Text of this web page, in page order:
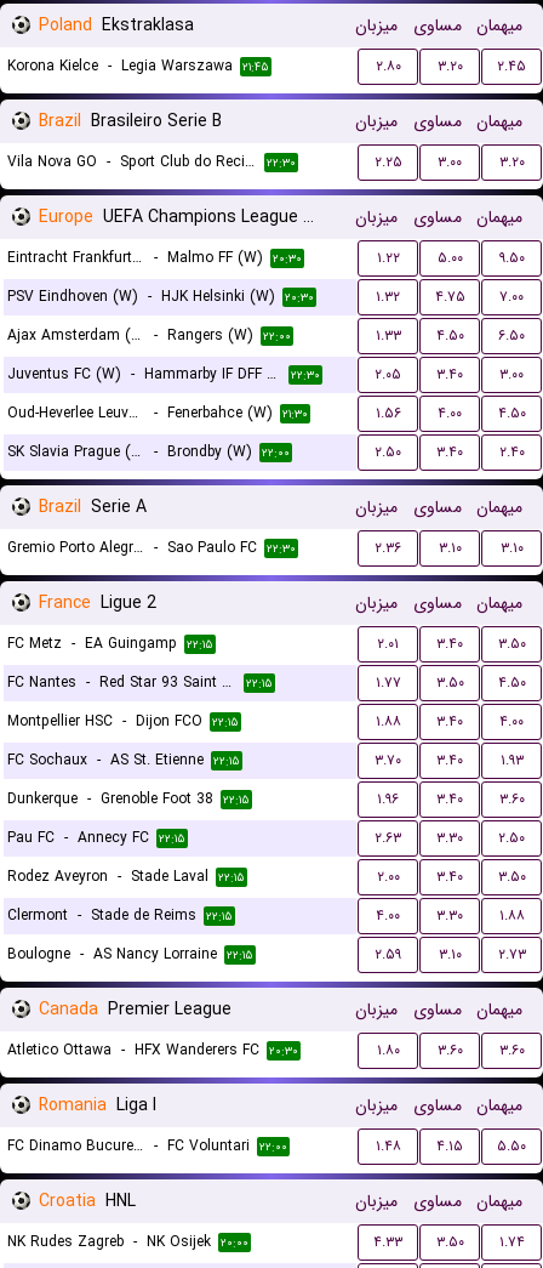
Poland Ekstraklasa میزبان مساوی میهمان
Korona Kielce - Legia Warszawa ۲۱:۴۵ ۲.۸۰ ۳.۲۰ ۲.۴۵
Brazil Brasileiro Serie B میزبان مساوی میهمان
Vila Nova GO - Sport Club do Recife ۲۲:۳۰ ۲.۲۵ ۳.۰۰ ۳.۲۰
Europe UEFA Champions League Women Qualification میزبان مساوی میهمان
Eintracht Frankfurt (W) - Malmo FF (W) ۲۰:۳۰ ۱.۲۲ ۵.۰۰
۹.۵۰
PSV Eindhoven (W) - HJK Helsinki (W) ۲۰:۳۰ ۱.۳۲ ۴.۷۵
۷.۰۰
Ajax Amsterdam (W)
- Rangers (W) ۲۲:۰۰ ۱.۳۳ ۴.۵۰
۶.۵۰
Juventus FC (W) - Hammarby IF DFF (W) ۲۲:۳۰ ۲.۰۵ ۳.۴۰
۳.۰۰
Oud-Heverlee Leuven (W)
- Fenerbahce (W) ۲۱:۳۰ ۱.۵۶ ۴.۰۰
۴.۵۰
SK Slavia Prague (W)
- Brondby (W) ۲۲:۰۰ ۲.۵۰ ۳.۴۰ ۲.۴۰
Brazil Serie A میزبان مساوی میهمان
Gremio Porto Alegrense RS - Sao Paulo FC ۲۲:۳۰ ۲.۳۶ ۳.۱۰ ۳.۱۰
France Ligue 2 میزبان مساوی میهمان
FC Metz - EA Guingamp ۲۲:۱۵ ۲.۰۱ ۳.۴۰
۳.۵۰
FC Nantes - Red Star 93 Saint Ouen ۲۲:۱۵ ۱.۷۷ ۳.۵۰
۴.۵۰
Montpellier HSC - Dijon FCO ۲۲:۱۵ ۱.۸۸ ۳.۴۰
۴.۰۰
FC Sochaux - AS St. Etienne ۲۲:۱۵ ۳.۷۰ ۳.۴۰
۱.۹۳
Dunkerque - Grenoble Foot 38 ۲۲:۱۵ ۱.۹۶ ۳.۴۰
۳.۶۰
Pau FC - Annecy FC ۲۲:۱۵ ۲.۶۳ ۳.۳۰
۲.۵۰
Rodez Aveyron - Stade Laval ۲۲:۱۵ ۲.۰۰ ۳.۴۰
۳.۵۰
Clermont - Stade de Reims ۲۲:۱۵ ۴.۰۰ ۳.۳۰
۱.۸۸
Boulogne - AS Nancy Lorraine ۲۲:۱۵ ۲.۵۹ ۳.۱۰ ۲.۷۳
Canada Premier League میزبان مساوی میهمان
Atletico Ottawa - HFX Wanderers FC ۲۰:۳۰ ۱.۸۰ ۳.۶۰ ۳.۶۰
Romania Liga I میزبان مساوی میهمان
FC Dinamo Bucuresti - FC Voluntari ۲۲:۰۰ ۱.۴۸ ۴.۱۵ ۵.۵۰
Croatia HNL میزبان مساوی میهمان
NK Rudes Zagreb - NK Osijek ۲۰:۰۰ ۴.۳۳ ۳.۵۰
۱.۷۴